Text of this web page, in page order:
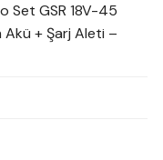
Set GSR 18V-45
Akü + Şarj Aleti –